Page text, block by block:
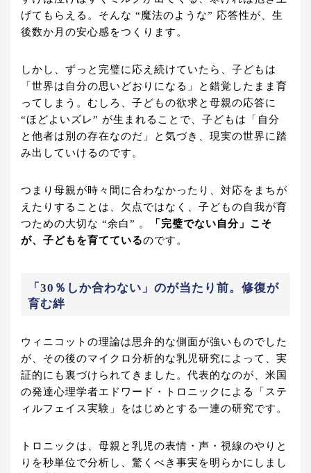
げてもらえる。そんな “魔法のような” 応答性が、生
後数か月の安心感をつくります。
しかし、ずっと完璧に応え続けていたら、子どもは
「世界は自分の思いどおりになる」と錯覚したまま育
ってしまう。むしろ、子どもの欲求と母親の応答に
“ほどよいズレ” が生まれることで、子どもは「自分
と他者は別の存在なのだ」と気づき、現実の世界に踏
み出していけるのです。
つまり母親が時々間に合わなかったり、対応をまちが
えたりすることは、欠点ではなく、子どもの自我が育
つための大切な “余白” 。
「完璧でない自分」こそ
が、子どもを育てているのです。
「30％しか合わない」のが当たり前。修復が
育む絆
ウィニコットの理論は思弁的な側面が強いものでした
が、その後のマイクロ分析的な乳児研究によって、実
証的にも裏づけられてきました。代表的なのが、米国
の発達心理学者エドワード・トロニックによる「ステ
ィルフェイス実験」をはじめとする一連の研究です。
トロニックは、母親と乳児の表情・声・視線のやりと
りを秒単位で分析し、驚くべき事実を明らかにしまし